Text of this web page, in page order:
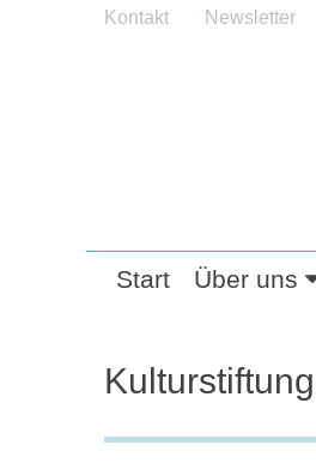
Kontakt Newsletter
Start Über uns